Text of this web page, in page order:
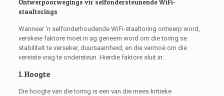
Ontwerpoorwegings vir selfondersteunende WiFi-
staaltorings
Wanneer 'n selfonderhoudende WiFi-staaltoring ontwerp word,
verskeie faktore moet in ag geneem word om die toring se
stabiliteit te verseker, duursaamheid, en die vermoë om die
vereiste vrag te ondersteun. Hierdie faktore sluit in:
1. Hoogte
Die hoogte van die toring is een van die mees kritieke